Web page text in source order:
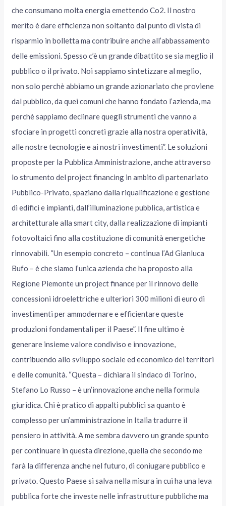
che consumano molta energia emettendo Co2. Il nostro
merito è dare efficienza non soltanto dal punto di vista di
risparmio in bolletta ma contribuire anche all’abbassamento
delle emissioni. Spesso c’è un grande dibattito se sia meglio il
pubblico o il privato. Noi sappiamo sintetizzare al meglio,
non solo perchè abbiamo un grande azionariato che proviene
dal pubblico, da quei comuni che hanno fondato l’azienda, ma
perchè sappiamo declinare quegli strumenti che vanno a
sfociare in progetti concreti grazie alla nostra operatività,
alle nostre tecnologie e ai nostri investimenti”. Le soluzioni
proposte per la Pubblica Amministrazione, anche attraverso
lo strumento del project financing in ambito di partenariato
Pubblico-Privato, spaziano dalla riqualificazione e gestione
di edifici e impianti, dall’illuminazione pubblica, artistica e
architetturale alla smart city, dalla realizzazione di impianti
fotovoltaici fino alla costituzione di comunità energetiche
rinnovabili. “Un esempio concreto – continua l’Ad Gianluca
Bufo – è che siamo l’unica azienda che ha proposto alla
Regione Piemonte un project finance per il rinnovo delle
concessioni idroelettriche e ulteriori 300 milioni di euro di
investimenti per ammodernare e efficientare queste
produzioni fondamentali per il Paese”. Il fine ultimo è
generare insieme valore condiviso e innovazione,
contribuendo allo sviluppo sociale ed economico dei territori
e delle comunità. “Questa – dichiara il sindaco di Torino,
Stefano Lo Russo – è un’innovazione anche nella formula
giuridica. Chi è pratico di appalti pubblici sa quanto è
complesso per un’amministrazione in Italia tradurre il
pensiero in attività. A me sembra davvero un grande spunto
per continuare in questa direzione, quella che secondo me
farà la differenza anche nel futuro, di coniugare pubblico e
privato. Questo Paese si salva nella misura in cui ha una leva
pubblica forte che investe nelle infrastrutture pubbliche ma